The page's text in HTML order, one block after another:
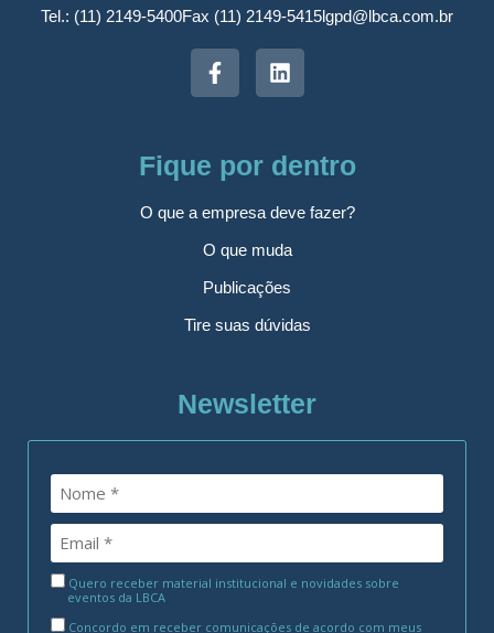
Tel.: (11) 2149-5400Fax (11) 2149-5415lgpd@lbca.com.br
Fique por dentro
O que a empresa deve fazer?
O que muda
Publicações
Tire suas dúvidas
Newsletter
Quero receber material institucional e novidades sobre
eventos da LBCA
Concordo em receber comunicações de acordo com meus